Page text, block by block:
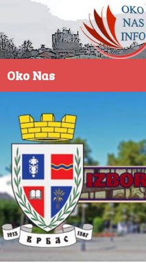
Oko Nas
SADRŽAJ